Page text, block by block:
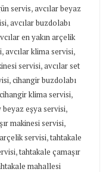
servis,avcılar beyaz
,avcılar buzdolabı
en yakın arçelik
,avcılar klima servisi,
servisi,avcılar set
,cihangir buzdolabı
cihangir klima servisi,
eşya servisi,
makinesi servisi,
servisi,tahtakale
,tahtakale çamaşır
mahallesi